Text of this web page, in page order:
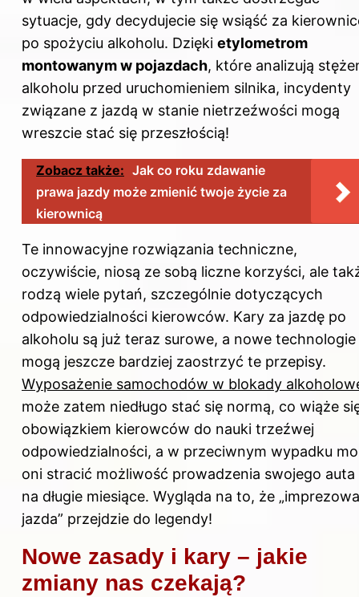
sytuacje, gdy decydujecie się wsiąść za
po spożyciu alkoholu. Dzięki etylometrom
montowanym w pojazdach, które analizują
alkoholu przed uruchomieniem silnika, incydenty
związane z jazdą w stanie nietrzeźwości mogą
wreszcie stać się przeszłością!
Zobacz także: Jak co roku zdawanie
prawa jazdy może zmienić twoje życie za
kierownicą
Te innowacyjne rozwiązania techniczne,
oczywiście, niosą ze sobą liczne korzyści, ale
rodzą wiele pytań, szczególnie dotyczących
odpowiedzialności kierowców. Kary za jazdę po
alkoholu są już teraz surowe, a nowe technologie
mogą jeszcze bardziej zaostrzyć te przepisy.
Wyposażenie samochodów w blokady
może zatem niedługo stać się normą, co wiąże
obowiązkiem kierowców do nauki trzeźwej
odpowiedzialności, a w przeciwnym wypadku
oni stracić możliwość prowadzenia swojego auta
na długie miesiące. Wygląda na to, że „imprezowa
jazda” przejdzie do legendy!
Nowe zasady i kary – jakie
zmiany nas czekają?